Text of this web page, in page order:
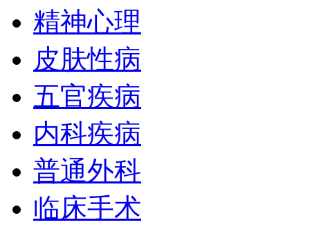
精神心理
皮肤性病
五官疾病
内科疾病
普通外科
临床手术